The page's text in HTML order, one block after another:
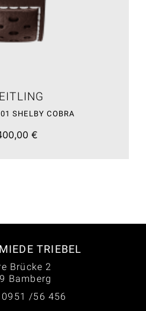
SHELBY COBRA
€
TRIEBEL
Brücke 2
Bamberg
/56 456